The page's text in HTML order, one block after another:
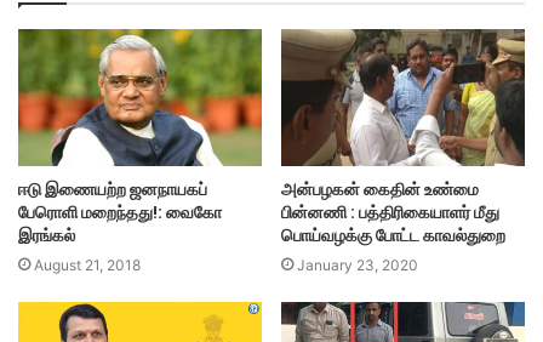
ஈடு இணையற்ற ஜனநாயகப்
பேரொளி மறைந்தது!: வைகோ
இரங்கல்
August 21, 2018
அன்பழகன் கைதின் உண்மை
பின்னணி : பத்திரிகையாளர் மீது
பொய்வழக்கு போட்ட காவல்துறை
January 23, 2020